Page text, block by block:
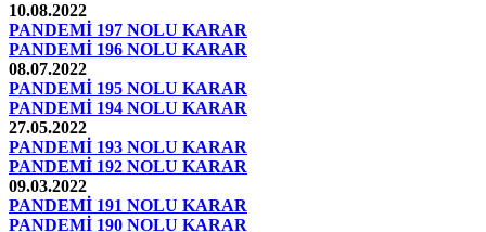
10.08.2022
PANDEMİ 197 NOLU KARAR
PANDEMİ 196 NOLU KARAR
08.07.2022
PANDEMİ 195 NOLU KARAR
PANDEMİ 194 NOLU KARAR
27.05.2022
PANDEMİ 193 NOLU KARAR
PANDEMİ 192 NOLU KARAR
09.03.2022
PANDEMİ 191 NOLU KARAR
PANDEMİ 190 NOLU KARAR